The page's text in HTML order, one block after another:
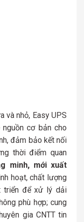
và nhỏ, Easy UPS
cơ bản cho
đảm bảo kết nối
thời điểm quan
minh, mới xuất
hoạt, chất lượng
triển để xử lý dải
phù hợp; cung
gia CNTT tin